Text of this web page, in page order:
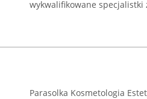
wykwalifikowane specjalistki
Parasolka Kosmetologia